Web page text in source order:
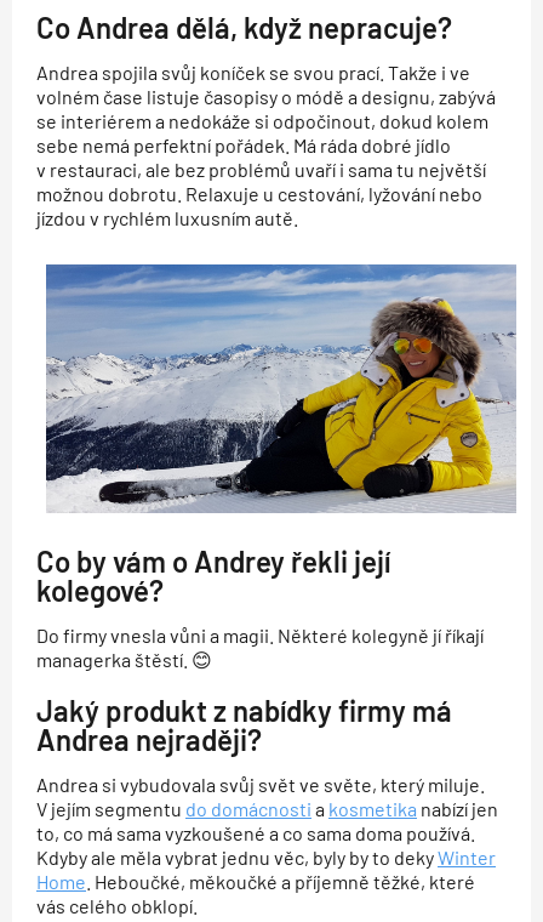
Co Andrea dělá, když nepracuje?
Andrea spojila svůj koníček se svou prací. Takže i ve
volném čase listuje časopisy o módě a designu, zabývá
se interiérem a nedokáže si odpočinout, dokud kolem
sebe nemá perfektní pořádek. Má ráda dobré jídlo
v restauraci, ale bez problémů uvaří i sama tu největší
možnou dobrotu. Relaxuje u cestování, lyžování nebo
jízdou v rychlém luxusním autě.
Co by vám o Andrey řekli její
kolegové?
Do firmy vnesla vůni a magii. Některé kolegyně jí říkají
managerka štěstí. 😊
Jaký produkt z nabídky firmy má
Andrea nejraději?
Andrea si vybudovala svůj svět ve světe, který miluje.
V jejím segmentu do domácnosti a kosmetika nabízí jen
to, co má sama vyzkoušené a co sama doma používá.
Kdyby ale měla vybrat jednu věc, byly by to dekyWinter
Home . Heboučké, měkoučké a příjemně těžké, které
vás celého obklopí.